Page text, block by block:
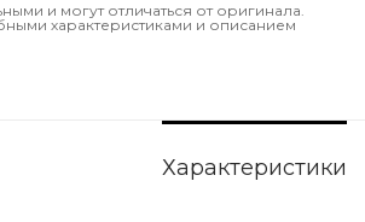
и могут отличаться от оригинала.
характеристиками и описанием
Характеристики